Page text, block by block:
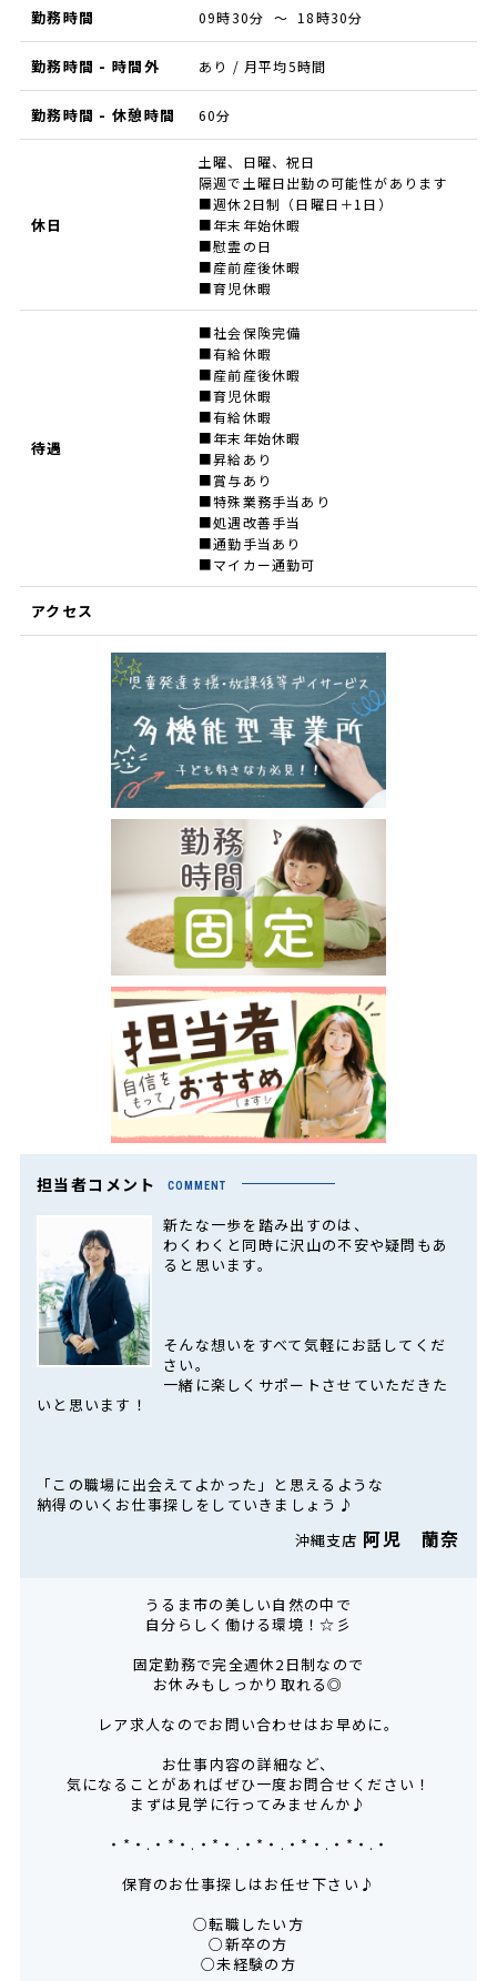
勤務時間 09時30分 ～ 18時30分
勤務時間 - 時間外 あり / 月平均5時間
勤務時間 - 休憩時間 60分
休日
土曜、日曜、祝日
隔週で土曜日出勤の可能性があります
■週休2日制（日曜日＋1日）
■年末年始休暇
■慰霊の日
■産前産後休暇
■育児休暇
待遇
■社会保険完備
■有給休暇
■産前産後休暇
■育児休暇
■有給休暇
■年末年始休暇
■昇給あり
■賞与あり
■特殊業務手当あり
■処遇改善手当
■通勤手当あり
■マイカー通勤可
アクセス
担当者コメント COMMENT
新たな一歩を踏み出すのは、
わくわくと同時に沢山の不安や疑問もあ
ると思います。
そんな想いをすべて気軽にお話してくだ
さい。
一緒に楽しくサポートさせていただきた
いと思います！
「この職場に出会えてよかった」と思えるような
納得のいくお仕事探しをしていきましょう♪
沖縄支店 阿児 蘭奈
うるま市の美しい自然の中で
自分らしく働ける環境！☆彡
固定勤務で完全週休2日制なので
お休みもしっかり取れる◎
レア求人なのでお問い合わせはお早めに。
お仕事内容の詳細など、
気になることがあればぜひ一度お問合せください！
まずは見学に行ってみませんか♪
・*・.・*・.・*・.・*・.・*・.・*・.・
保育のお仕事探しはお任せ下さい♪
○転職したい方
○新卒の方
○未経験の方